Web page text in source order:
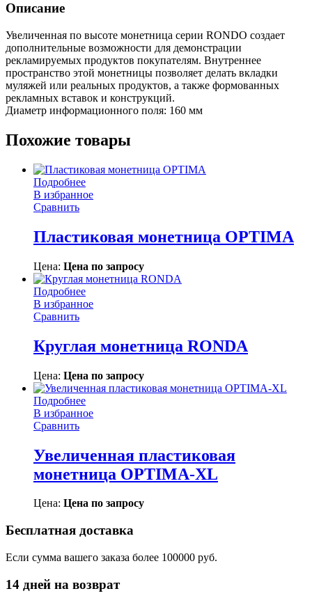
Описание
Увеличенная по высоте монетница серии RONDO создает
дополнительные возможности для демонстрации
рекламируемых продуктов покупателям. Внутреннее
пространство этой монетницы позволяет делать вкладки
муляжей или реальных продуктов, а также формованных
рекламных вставок и конструкций.
Диаметр информационного поля: 160 мм
Похожие товары
Подробнее
В избранное
Сравнить
Пластиковая монетница OPTIMA
Цена: Цена по запросу
Подробнее
В избранное
Сравнить
Круглая монетница RONDA
Цена: Цена по запросу
Подробнее
В избранное
Сравнить
Увеличенная пластиковая
монетница OPTIMA-XL
Цена: Цена по запросу
Бесплатная доставка
Если сумма вашего заказа более 100000 руб.
14 дней на возврат